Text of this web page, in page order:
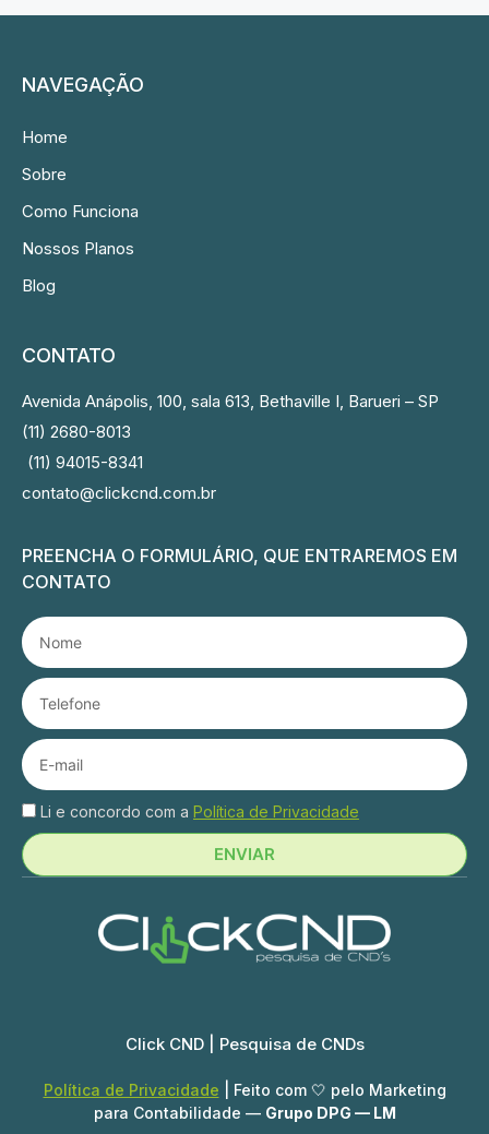
NAVEGAÇÃO
Home
Sobre
Como Funciona
Nossos Planos
Blog
CONTATO
Avenida Anápolis, 100, sala 613, Bethaville I, Barueri – SP
(11) 2680-8013
(11) 94015-8341
contato@clickcnd.com.br
PREENCHA O FORMULÁRIO, QUE ENTRAREMOS EM
CONTATO
Li e concordo com a Política de Privacidade
ENVIAR
Click CND | Pesquisa de CNDs
Política de Privacidade
Feito com 🤍 pelo Marketing
para Contabilidade — Grupo DPG — LM